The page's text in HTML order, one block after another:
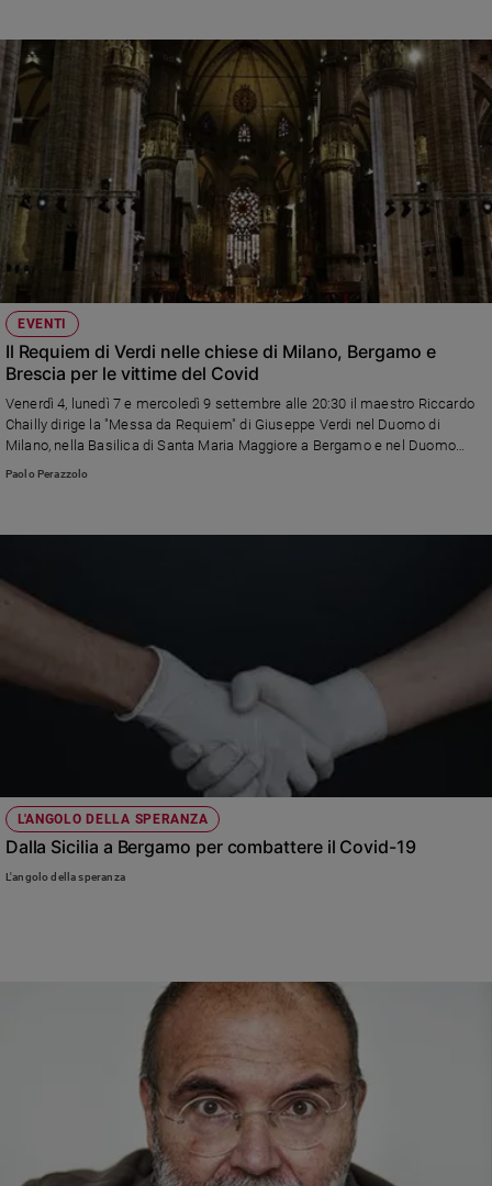
EVENTI
Il Requiem di Verdi nelle chiese di Milano, Bergamo e
Brescia per le vittime del Covid
Venerdì 4, lunedì 7 e mercoledì 9 settembre alle 20:30 il maestro Riccardo
Chailly dirige la "Messa da Requiem" di Giuseppe Verdi nel Duomo di
Milano, nella Basilica di Santa Maria Maggiore a Bergamo e nel Duomo
Vecchio di Brescia con l’Orchestra e il Coro del Teatro alla Scala in tre
Paolo Perazzolo
L'ANGOLO DELLA SPERANZA
Dalla Sicilia a Bergamo per combattere il Covid-19
L'angolo della speranza